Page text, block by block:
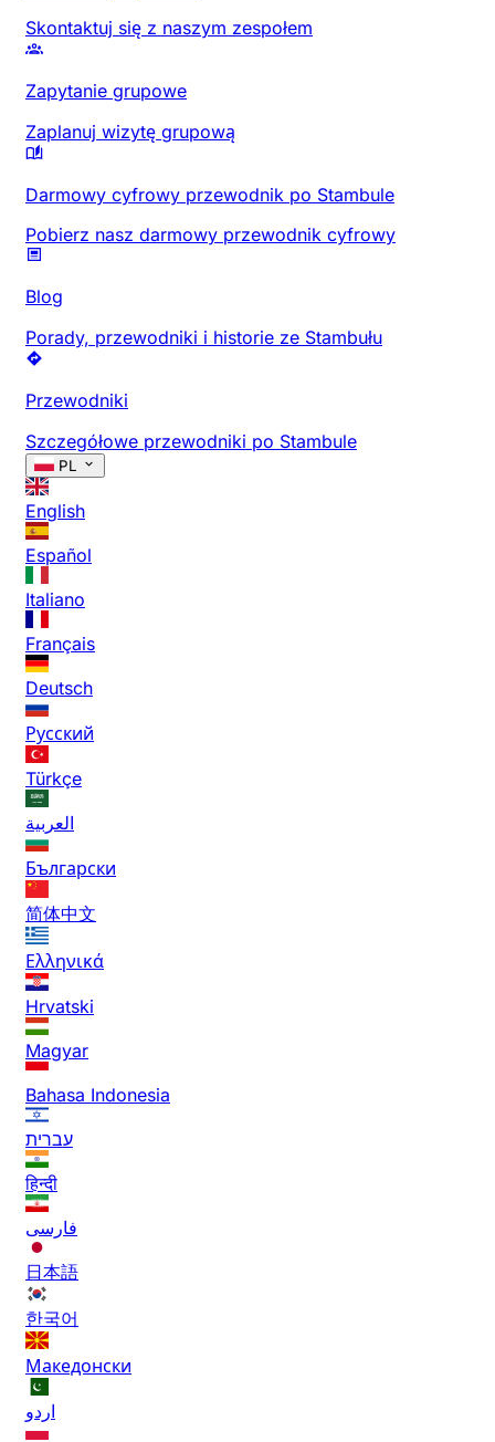
Skontaktuj się z naszym zespołem
Zapytanie grupowe
Zaplanuj wizytę grupową
Darmowy cyfrowy przewodnik po Stambule
Pobierz nasz darmowy przewodnik cyfrowy
Blog
Porady, przewodniki i historie ze Stambułu
Przewodniki
Szczegółowe przewodniki po Stambule
PL
English
Español
Italiano
Français
Deutsch
Русский
Türkçe
العربية
Български
简体中文
Ελληνικά
Hrvatski
Magyar
Bahasa Indonesia
עברית
हिन्दी
فارسی
日本語
한국어
Македонски
اردو